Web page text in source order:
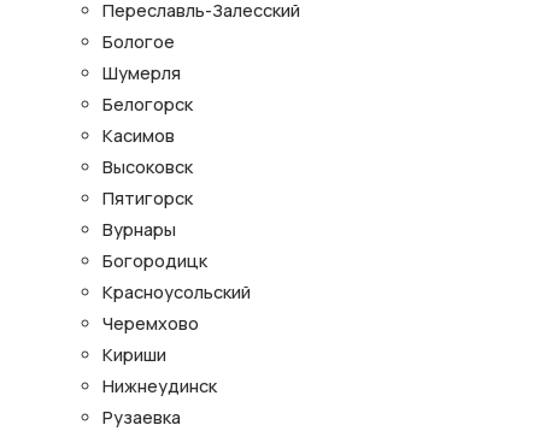
Переславль-Залесский
Бологое
Шумерля
Белогорск
Касимов
Высоковск
Пятигорск
Вурнары
Богородицк
Красноусольский
Черемхово
Кириши
Нижнеудинск
Рузаевка